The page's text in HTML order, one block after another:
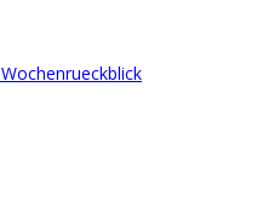
Wochenrueckblick